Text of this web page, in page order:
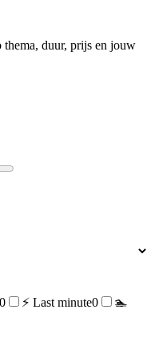
thema, duur, prijs en jouw
0 ⚡ Last minute0
🏊